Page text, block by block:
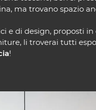
ma trovano spazio
e di design, proposti in
li troverai tutti
!